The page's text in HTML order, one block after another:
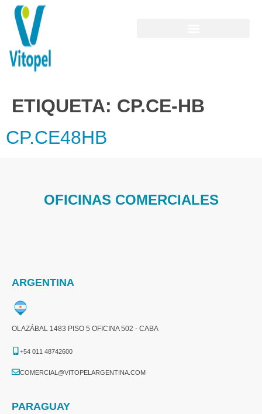
ETIQUETA: CP.CE-HB
CP.CE48HB
OFICINAS COMERCIALES
ARGENTINA
OLAZÁBAL 1483 PISO 5 OFICINA 502 - CABA
+54 011 48742600​
COMERCIAL@VITOPELARGENTINA.COM​
PARAGUAY